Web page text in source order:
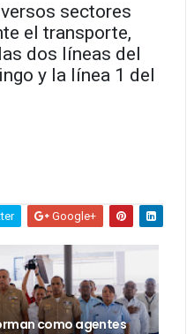
sectores
el transporte,
dos líneas del
y la línea 1 del
Google+
como agentes